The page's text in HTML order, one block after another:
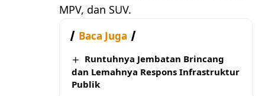
MPV, dan SUV.
Baca Juga
Runtuhnya Jembatan Brincang
dan Lemahnya Respons Infrastruktur
Publik